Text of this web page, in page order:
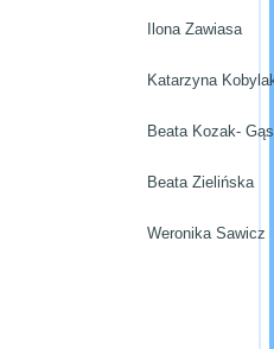
Ilona Zawiasa
Katarzyna
Beata Kozak-
Beata Zielińska
Weronika Sawicz